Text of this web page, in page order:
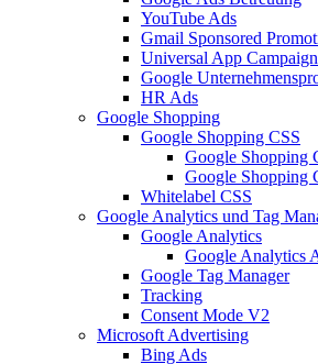
YouTube Ads
Gmail Sponsored
Universal App
Google
HR Ads
Google Shopping
Google Shopping CSS
Google Shopping
Google Shopping
Whitelabel CSS
Google Analytics und Tag
Google Analytics
Google Analytics
Google Tag Manager
Tracking
Consent Mode V2
Microsoft Advertising
Bing Ads